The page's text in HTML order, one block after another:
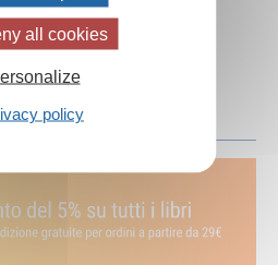
al carrello
all cookies
policy